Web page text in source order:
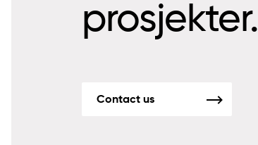
prosjekter.
Contact us